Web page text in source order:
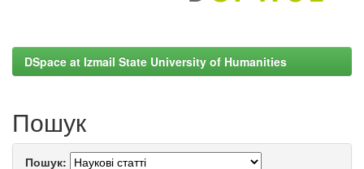
DSpace at Izmail State University of Humanities
Пошук
Пошук: